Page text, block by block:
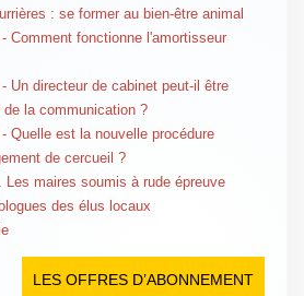
: se former au bien-être animal
Comment fonctionne l'amortisseur
Un directeur de cabinet peut-il être
la communication ?
Quelle est la nouvelle procédure
de cercueil ?
Les maires soumis à rude épreuve
des élus locaux
LES OFFRES D’ABONNEMENT